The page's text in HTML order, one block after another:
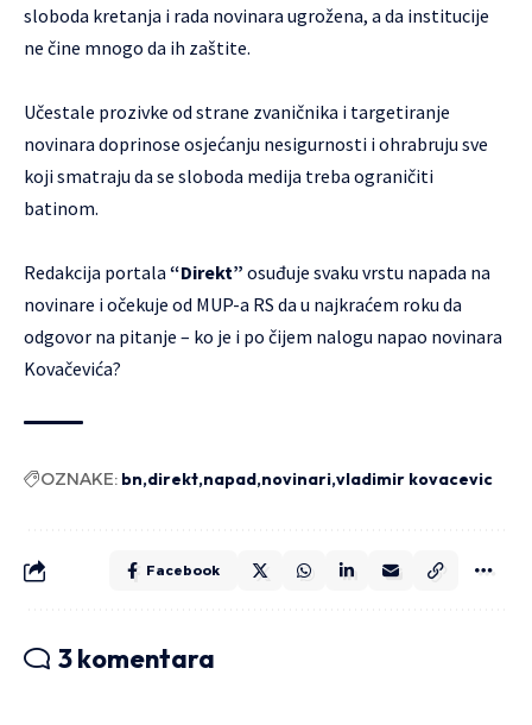
sloboda kretanja i rada novinara ugrožena, a da institucije
ne čine mnogo da ih zaštite.
Učestale prozivke od strane zvaničnika i targetiranje
novinara doprinose osjećanju nesigurnosti i ohrabruju sve
koji smatraju da se sloboda medija treba ograničiti
batinom.
Redakcija portala “Direkt” osuđuje svaku vrstu napada na
novinare i očekuje od MUP-a RS da u najkraćem roku da
odgovor na pitanje – ko je i po čijem nalogu napao novinara
Kovačevića?
OZNAKE: bn direkt napad novinari vladimir kovacevic
Facebook
3 komentara